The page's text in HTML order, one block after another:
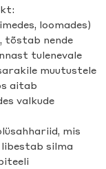
loomades)
tõstab nende
tulenevale
muutustele
aitab
valkude
mis
silma